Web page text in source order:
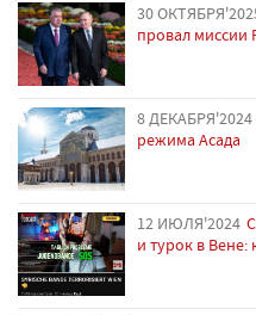
30
провал миссии
8 ДЕКАБРЯ'2024
режима Асада
12 ИЮЛЯ'2024
и турок в Вене: